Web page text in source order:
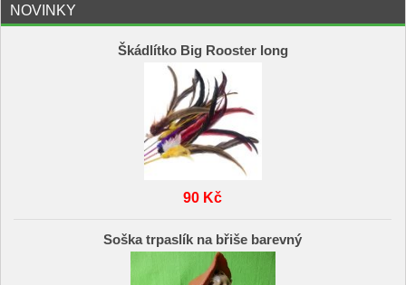
NOVINKY
Škádlítko Big Rooster long
90 Kč
Soška trpaslík na břiše barevný